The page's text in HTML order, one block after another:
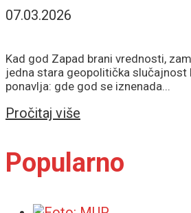
07.03.2026
Kad god Zapad brani vrednosti,
jedna stara geopolitička slučajnost
ponavlja: gde god se iznenada...
Pročitaj više
Popularno